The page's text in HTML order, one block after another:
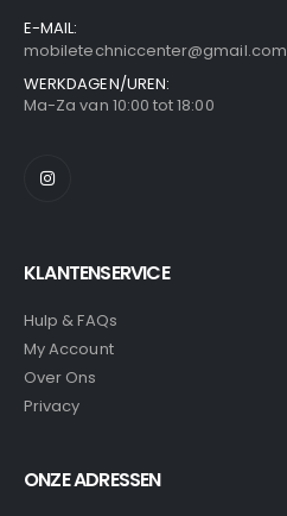
E-MAIL:
mobiletechniccenter@gmail.com
WERKDAGEN/UREN:
Ma-Za van 10:00 tot 18:00
KLANTENSERVICE
Hulp & FAQs
My Account
Over Ons
Privacy
ONZE ADRESSEN